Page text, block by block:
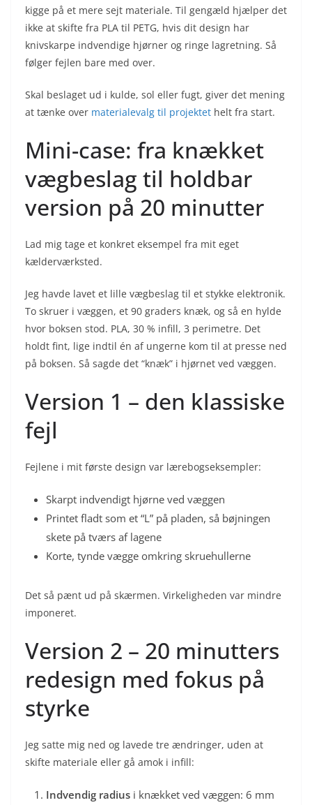
kigge på et mere sejt materiale. Til gengæld hjælper det
ikke at skifte fra PLA til PETG, hvis dit design har
knivskarpe indvendige hjørner og ringe lagretning. Så
følger fejlen bare med over.
Skal beslaget ud i kulde, sol eller fugt, giver det mening
at tænke over materialevalg til projektet helt fra start.
Mini-case: fra knækket
vægbeslag til holdbar
version på 20 minutter
Lad mig tage et konkret eksempel fra mit eget
kælderværksted.
Jeg havde lavet et lille vægbeslag til et stykke elektronik.
To skruer i væggen, et 90 graders knæk, og så en hylde
hvor boksen stod. PLA, 30 % infill, 3 perimetre. Det
holdt fint, lige indtil én af ungerne kom til at presse ned
på boksen. Så sagde det “knæk” i hjørnet ved væggen.
Version 1 – den klassiske
fejl
Fejlene i mit første design var lærebogseksempler:
Skarpt indvendigt hjørne ved væggen
Printet fladt som et “L” på pladen, så bøjningen
skete på tværs af lagene
Korte, tynde vægge omkring skruehullerne
Det så pænt ud på skærmen. Virkeligheden var mindre
imponeret.
Version 2 – 20 minutters
redesign med fokus på
styrke
Jeg satte mig ned og lavede tre ændringer, uden at
skifte materiale eller gå amok i infill:
Indvendig radius i knækket ved væggen: 6 mm